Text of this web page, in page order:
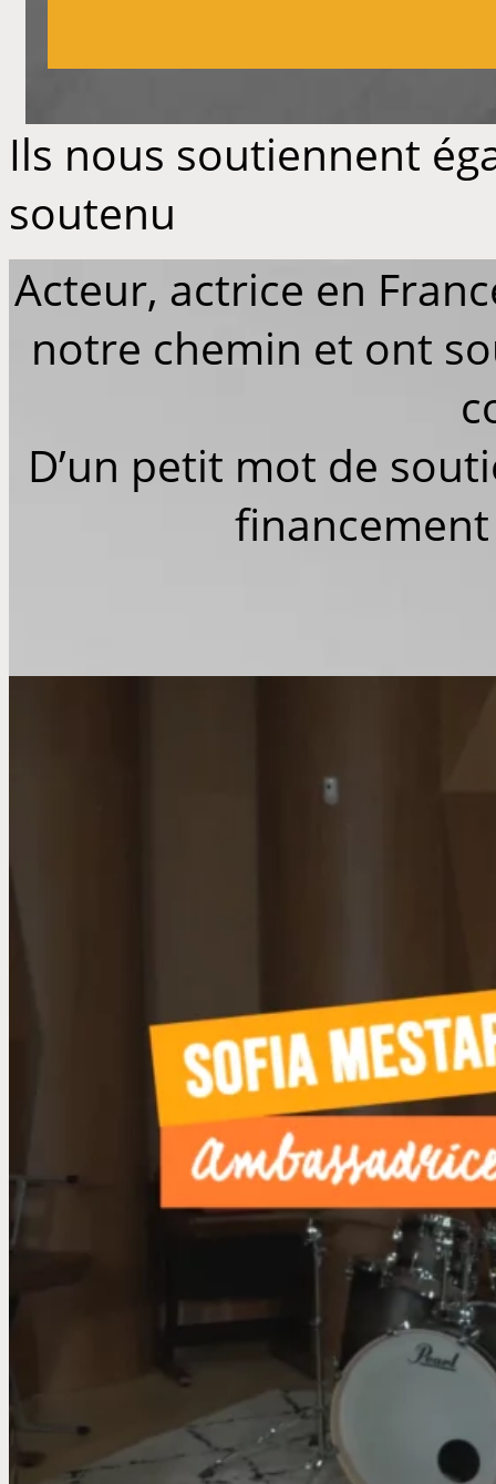
Ils nous soutiennent
soutenu
Acteur, actrice en
notre chemin et ont
D’un petit mot de